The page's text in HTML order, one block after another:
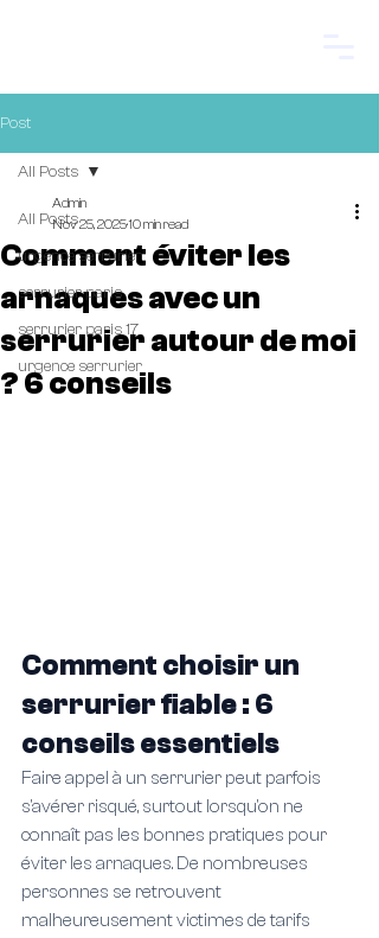
Post
All Posts
urgence serrurier
serrurier paris
serrurier paris 17
urgence serrurier
All Posts
Comment éviter les
arnaques avec un
serrurier autour de moi
? 6 conseils
Admin
Nov 25, 202510 min read
Comment choisir un
serrurier fiable : 6
conseils essentiels
Faire appel à un serrurier peut parfois
s'avérer risqué, surtout lorsqu'on ne
connaît pas les bonnes pratiques pour
éviter les arnaques. De nombreuses
personnes se retrouvent
malheureusement victimes de tarifs